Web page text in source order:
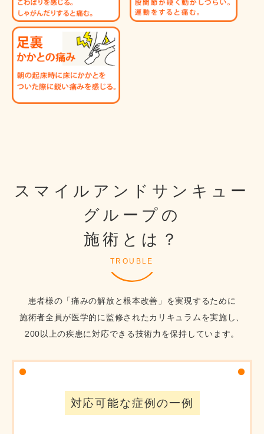
スマイルアンドサンキュー
グループの
施術とは？
TROUBLE
患者様の「痛みの解放と根本改善」を実現するために
施術者全員が医学的に監修されたカリキュラムを実施し、
200以上の疾患に対応できる技術力を保持しています。
対応可能な症例の一例